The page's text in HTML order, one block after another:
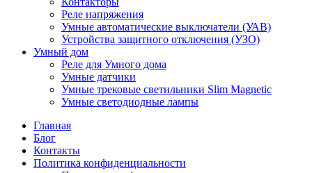
Реле напряжения
Умные автоматические выключатели (УАВ)
Устройства защитного отключения (УЗО)
Умный дом
Реле для Умного дома
Умные датчики
Умные трековые светильники Slim Magnetic
Умные светодиодные лампы
Главная
Блог
Контакты
Политика конфиденциальности